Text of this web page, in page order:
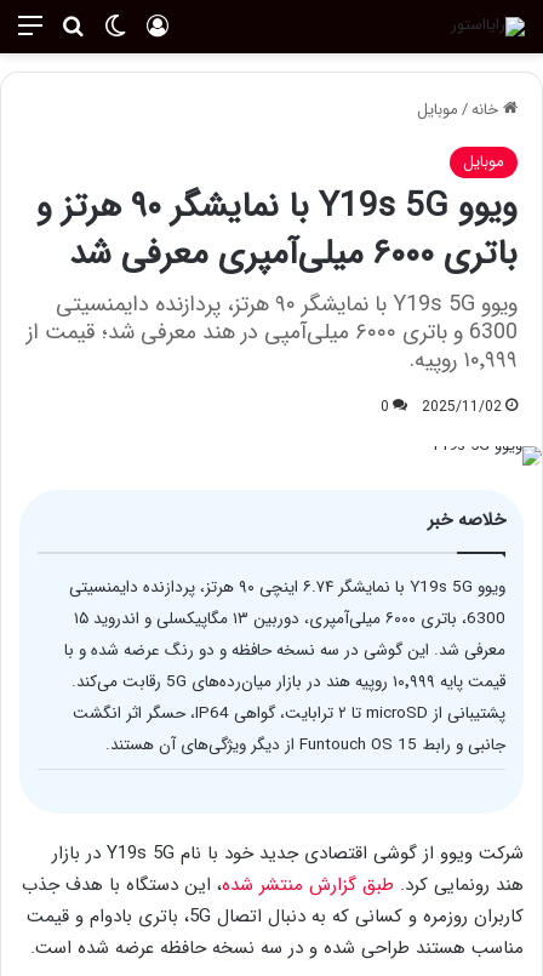
تغییر پوسته ورود
خانه/موبایل
موبایل
ویوو Y19s 5G با نمایشگر ۹۰ هرتز و
باتری ۶۰۰۰ میلی‌آمپری معرفی شد
ویوو Y19s 5G با نمایشگر ۹۰ هرتز، پردازنده دایمنسیتی
6300 و باتری ۶۰۰۰ میلی‌آمپی در هند معرفی شد؛ قیمت از
۱۰٬۹۹۹ روپیه.
2025/11/02
0
خلاصه خبر
ویوو Y19s 5G با نمایشگر ۶.۷۴ اینچی ۹۰ هرتز، پردازنده دایمنسیتی
6300، باتری ۶۰۰۰ میلی‌آمپری، دوربین ۱۳ مگاپیکسلی و اندروید ۱۵
معرفی شد. این گوشی در سه نسخه حافظه و دو رنگ عرضه شده و با
قیمت پایه ۱۰٬۹۹۹ روپیه هند در بازار میان‌رده‌های 5G رقابت می‌کند.
پشتیبانی از microSD تا ۲ ترابایت، گواهی IP64، حسگر اثر انگشت
جانبی و رابط Funtouch OS 15 از دیگر ویژگی‌های آن هستند.
شرکت ویوو از گوشی اقتصادی جدید خود با نام Y19s 5G در بازار
هند رونمایی کرد. طبق گزارش منتشر شده، این دستگاه با هدف جذب
کاربران روزمره و کسانی که به دنبال اتصال 5G، باتری بادوام و قیمت
مناسب هستند طراحی شده و در سه نسخه حافظه عرضه شده است.